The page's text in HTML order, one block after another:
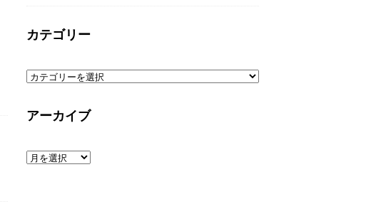
カテゴリー
アーカイブ